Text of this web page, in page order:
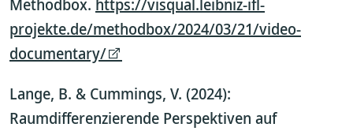
Methodbox. https://visqual.leibniz-ifl-
projekte.de/methodbox/2024/03/21/video-
documentary/
Lange, B. & Cummings, V. (2024):
Raumdifferenzierende Perspektiven auf